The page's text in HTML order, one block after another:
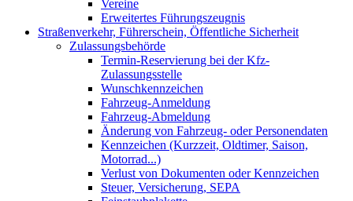
Vereine
Erweitertes Führungszeugnis
Straßenverkehr, Führerschein, Öffentliche Sicherheit
Zulassungsbehörde
Termin-Reservierung bei der Kfz-
Zulassungsstelle
Wunschkennzeichen
Fahrzeug-Anmeldung
Fahrzeug-Abmeldung
Änderung von Fahrzeug- oder Personendaten
Kennzeichen (Kurzzeit, Oldtimer, Saison,
Motorrad...)
Verlust von Dokumenten oder Kennzeichen
Steuer, Versicherung, SEPA